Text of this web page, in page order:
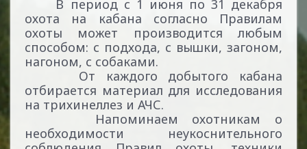
В период с 1 июня по 31 декабря
охота на кабана согласно Правилам
охоты может производится любым
способом: с подхода, с вышки, загоном,
нагоном, с собаками.
От каждого добытого кабана
отбирается материал для исследования
на трихинеллез и АЧС.
Напоминаем охотникам о
необходимости неукоснительного